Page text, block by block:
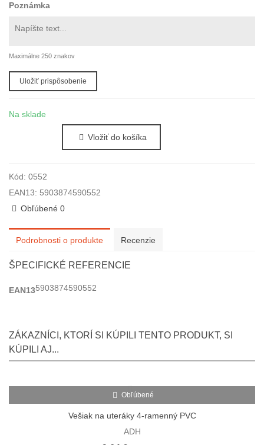
Poznámka
Maximálne 250 znakov
Uložiť prispôsobenie
Na sklade
Vložiť do košíka
Kód: 0552
EAN13: 5903874590552
Obľúbené 0
Podrobnosti o produkte Recenzie
ŠPECIFICKÉ REFERENCIE
EAN135903874590552
ZÁKAZNÍCI, KTORÍ SI KÚPILI TENTO PRODUKT, SI
KÚPILI AJ...
Obľúbené
Vešiak na uteráky 4-ramenný PVC
ADH